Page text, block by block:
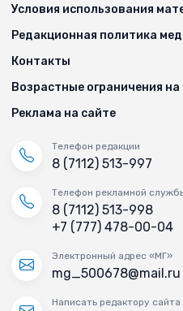
Условия использования
Редакционная политика
Контакты
Возрастные ограничения
Реклама на сайте
Телефон редакции
8 (7112) 513-997
Телефон рекламной
8 (7112) 513-998
+7 (777) 478-00-04
Электронный адрес «МГ»
mg_500678@mail.ru
Написать редактору сайта